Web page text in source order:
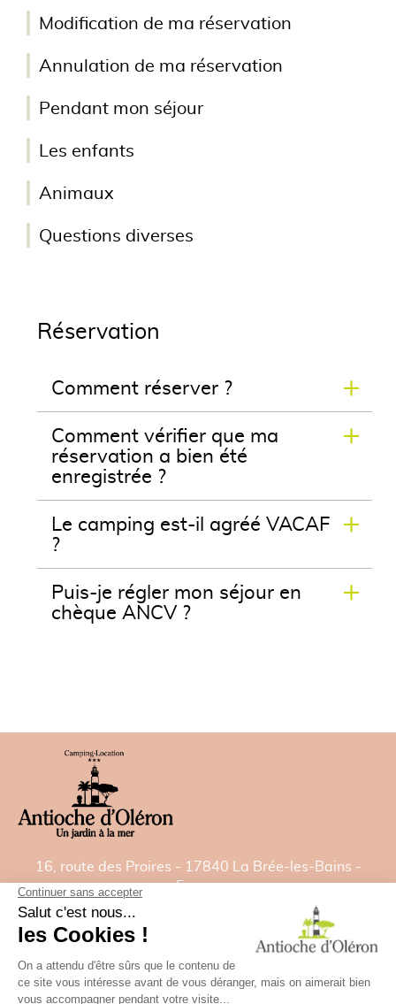
Modification de ma réservation
Annulation de ma réservation
Pendant mon séjour
Les enfants
Animaux
Questions diverses
Réservation
Comment réserver ?
Comment vérifier que ma
réservation a bien été
enregistrée ?
Le camping est-il agréé VACAF
?
Puis-je régler mon séjour en
chèque ANCV ?
16, route des Proires - 17840 La Brée-les-Bains -
France
Tél: 05 46 47 92 00
- Fax: 05 46 47 82 22
E-mail:
contact@camping-antiochedoleron.com
GPS: Latitude= 46.021532828 - Longitude=
-1.35827488